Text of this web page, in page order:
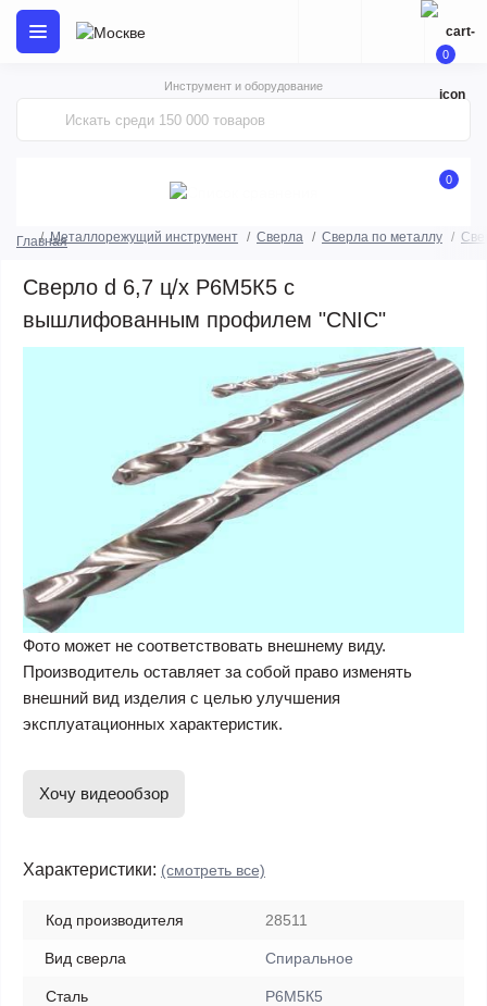
Инструмент и оборудование
0
0
ГлавнаяМеталлорежущий инструмент Сверла Сверла по металлу
Сверло d 6,7 ц/х Р6М5К5 с
вышлифованным профилем "CNIC"
Фото может не соответствовать внешнему виду.
Производитель оставляет за собой право изменять
внешний вид изделия с целью улучшения
эксплуатационных характеристик.
Хочу видеообзор
Характеристики: (смотреть все)
Код производителя 28511
Вид сверла Спиральное
Сталь Р6М5К5